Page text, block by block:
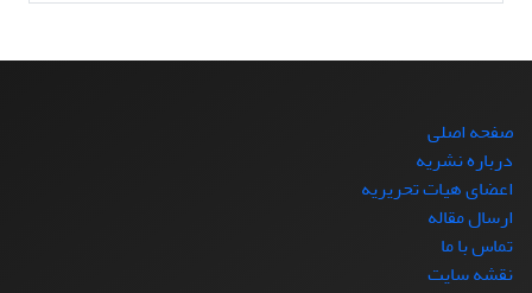
صفحه اصلی
درباره نشریه
اعضای هیات تحریریه
ارسال مقاله
تماس با ما
نقشه سایت